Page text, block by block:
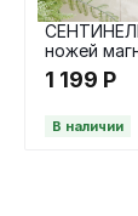
ножей
1 199 Р
В наличии